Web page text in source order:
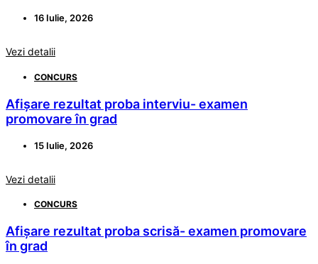
16 Iulie, 2026
Vezi detalii
CONCURS
Afișare rezultat proba interviu- examen
promovare în grad
15 Iulie, 2026
Vezi detalii
CONCURS
Afișare rezultat proba scrisă- examen promovare
în grad